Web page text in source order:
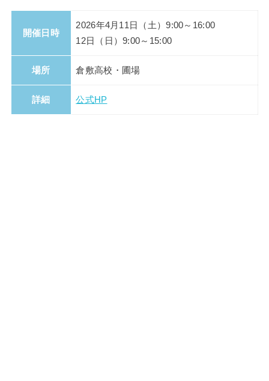
開催日時
2026年4月11日（土）9:00～16:00
12日（日）9:00～15:00
場所 倉敷高校・圃場
詳細 公式HP